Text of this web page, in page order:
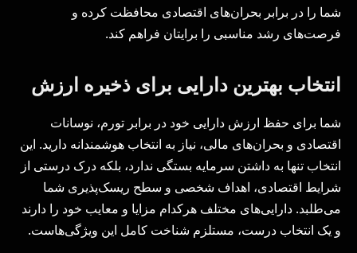
شما را در برابر بحران‌های اقتصادی محافظت کرده و
فرصت‌های رشد مناسبی را برایتان فراهم کند.
انتخاب بهترین دارایی برای ذخیره ارزش
شما برای حفظ ارزش دارایی خود در برابر تورم، نوسانات
اقتصادی و بحران‌های مالی، نیاز به انتخاب هوشمندانه دارید. این
انتخاب تنها به داشتن سرمایه بستگی ندارد، بلکه درک درستی از
شرایط اقتصادی، اهداف شخصی و سطح ریسک‌پذیری شما
می‌طلبد. دارایی‌های مختلف هرکدام مزایا و معایب خود را دارند
و یک انتخاب درست، مستلزم شناخت کامل این ویژگی‌هاست.